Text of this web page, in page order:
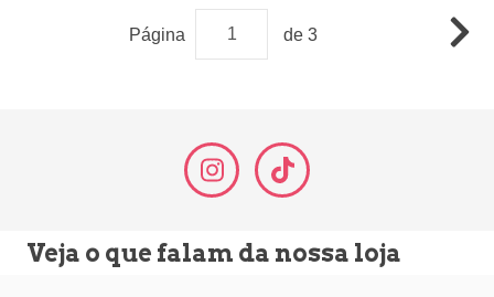
Página de 3
Veja o que falam da nossa loja